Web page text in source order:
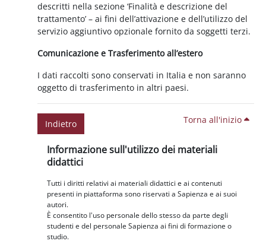
descritti nella sezione ‘Finalità e descrizione del
trattamento’ – ai fini dell’attivazione e dell’utilizzo del
servizio aggiuntivo opzionale fornito da soggetti terzi.
Comunicazione e Trasferimento all’estero
I dati raccolti sono conservati in Italia e non saranno
oggetto di trasferimento in altri paesi.
Indietro Torna all'inizio
Blocchi
Informazione sull'utilizzo dei materiali
didattici
Tutti i diritti relativi ai materiali didattici e ai contenuti
presenti in piattaforma sono riservati a Sapienza e ai suoi
autori.
È consentito l'uso personale dello stesso da parte degli
studenti e del personale Sapienza ai fini di formazione o
studio.